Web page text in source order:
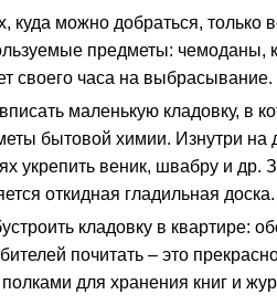
куда можно добраться, только
предметы: чемоданы,
своего часа на выбрасывание.
маленькую кладовку, в
бытовой химии. Изнутри на
укрепить веник, швабру и др.
откидная гладильная доска.
кладовку в квартире:
почитать – это
для хранения книг и